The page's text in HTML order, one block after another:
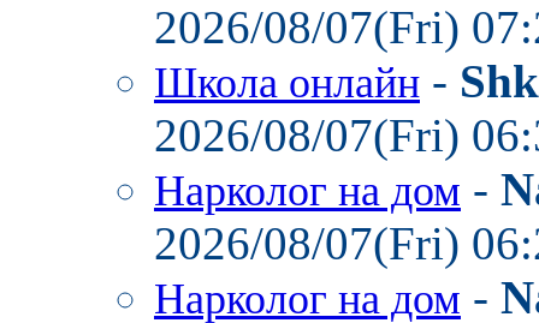
2026/08/07(Fri)
Школа онлайн -
2026/08/07(Fri)
Нарколог на дом -
2026/08/07(Fri)
Нарколог на дом -